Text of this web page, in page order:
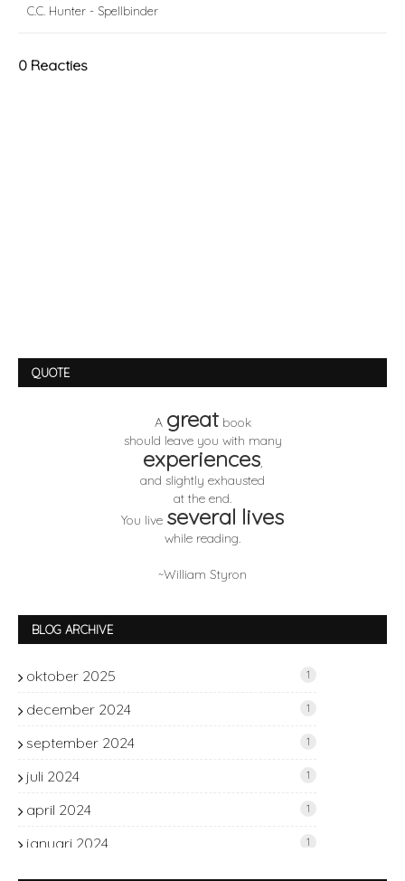
C.C. Hunter - Spellbinder
0 Reacties
QUOTE
A greatbook
should leave you with many
experiences,
and slightly exhausted
at the end.
You live several lives
while reading.
~William Styron
BLOG ARCHIVE
oktober 2025 1
december 2024 1
september 2024 1
juli 2024 1
april 2024 1
januari 2024 1
november 2023